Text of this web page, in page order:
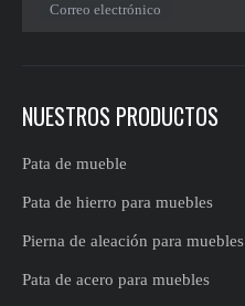
Correo electrónico
NUESTROS PRODUCTOS
Pata de mueble
Pata de hierro para muebles
Pierna de aleación para muebles
Pata de acero para muebles